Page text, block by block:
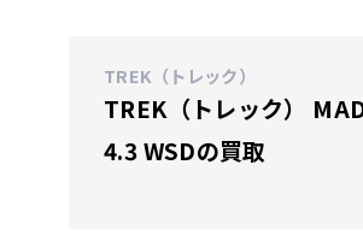
TREK（トレック）
TREK（トレック）
4.3 WSDの買取